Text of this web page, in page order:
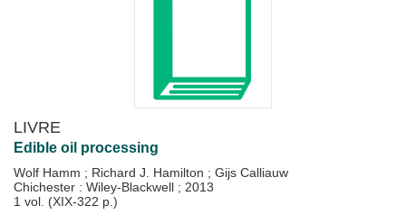
LIVRE
Edible oil processing
Wolf Hamm ; Richard J. Hamilton ; Gijs Calliauw
Chichester : Wiley-Blackwell ; 2013
1 vol. (XIX-322 p.)